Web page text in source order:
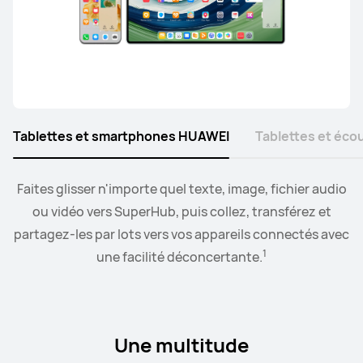
Faites glisser n'importe quel texte, image, fichier audio
ou vidéo vers SuperHub, puis collez, transférez et
partagez-les par lots vers vos appareils connectés avec
une facilité déconcertante.1
Lorsque les écouteurs sont connectés à des appareils
EMUI,2vous pouvez commuter l'audio entre plus de
deux appareils.
Le mode collaboratif vous permet de glisser-déposer
des images, du texte, des documents, entre votre PC et
votre tablette.3
Tablettes et smartphones HUAWEI Tablettes et
Une multitude